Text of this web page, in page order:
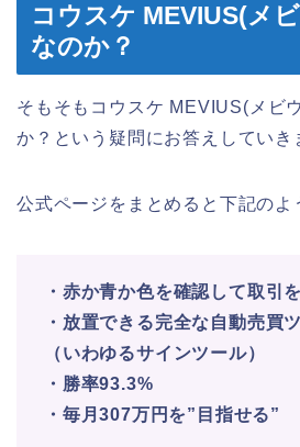
コウスケ MEVIUS(メ
なのか？
そもそもコウスケ MEVIUS(メビ
か？という疑問にお答えしていき
公式ページをまとめると下記のよ
・赤か青か色を確認して取引
・放置できる完全な自動売買
（いわゆるサインツール）
・勝率93.3%
・毎月307万円を”目指せる”